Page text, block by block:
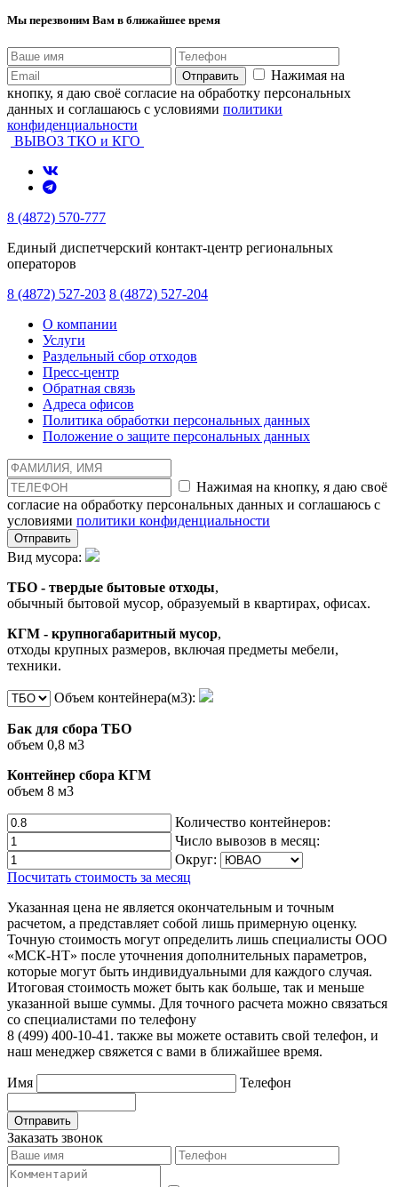
Мы перезвоним Вам в ближайшее время
Отправить
Нажимая на
кнопку, я даю своё согласие на обработку персональных
данных и соглашаюсь с условиями политики
конфиденциальности
ВЫВОЗ ТКО и КГО
8 (4872) 570-777
Единый диспетчерский контакт-центр региональных
операторов
8 (4872) 527-203 8 (4872) 527-204
О компании
Услуги
Раздельный сбор отходов
Пресс-центр
Обратная связь
Адреса офисов
Политика обработки персональных данных
Положение о защите персональных данных
Нажимая на кнопку, я даю своё
согласие на обработку персональных данных и соглашаюсь с
условиями политики конфиденциальности
Отправить
Вид мусора:
ТБО - твердые бытовые отходы,
обычный бытовой мусор, образуемый в квартирах, офисах.
КГМ - крупногабаритный мусор,
отходы крупных размеров, включая предметы мебели,
техники.
Объем контейнера(м3):
Бак для сбора ТБО
объем 0,8 м3
Контейнер сбора КГМ
объем 8 м3
Количество контейнеров:
Число вывозов в месяц:
Округ:
Посчитать стоимость за месяц
Указанная цена не является окончательным и точным
расчетом, а представляет собой лишь примерную оценку.
Точную стоимость могут определить лишь специалисты ООО
«МСК-НТ» после уточнения дополнительных параметров,
которые могут быть индивидуальными для каждого случая.
Итоговая стоимость может быть как больше, так и меньше
указанной выше суммы. Для точного расчета можно связаться
со специалистами по телефону
8 (499) 400-10-41. также вы можете оставить свой телефон, и
наш менеджер свяжется с вами в ближайшее время.
Имя Телефон
Отправить
Заказать звонок